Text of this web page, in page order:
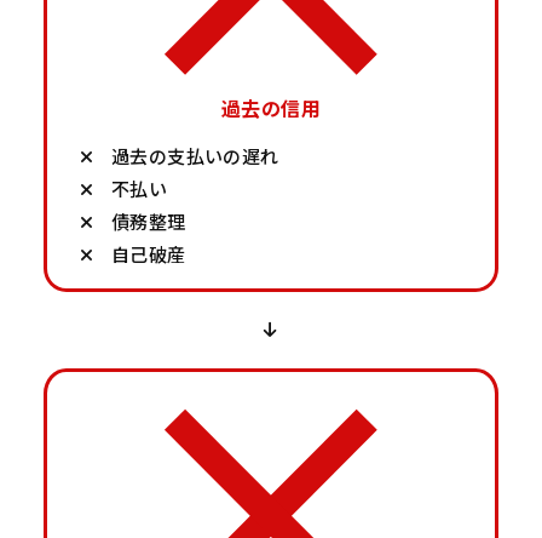
過去の信用
過去の支払いの遅れ
不払い
債務整理
自己破産